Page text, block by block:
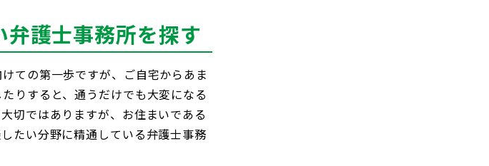
護士事務所を探す
ての第一歩ですが、ご自宅からあま
りすると、通うだけでも大変になる
切ではありますが、お住まいである
たい分野に精通している弁護士事務